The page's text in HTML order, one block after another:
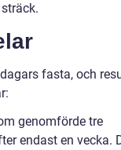
fasta, och
genomförde tre
endast en vecka.